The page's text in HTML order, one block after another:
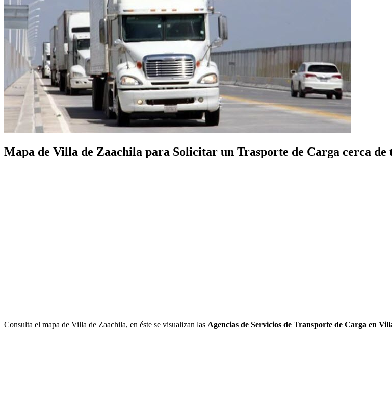
Mapa de Villa de Zaachila para Solicitar un Trasporte de Carga cerca de
Consulta el mapa de Villa de Zaachila, en éste se visualizan las Agencias de Servicios de Transporte de Carga en